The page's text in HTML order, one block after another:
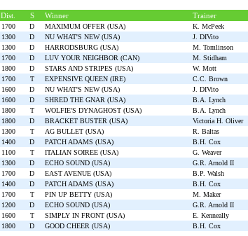
Dist. S Winner Trainer
1700 D MAXIMUM OFFER (USA) K. McPeek
1300 D NU WHAT'S NEW (USA) J. DIVito
1300 D HARRODSBURG (USA) M. Tomlinson
1700 D LUV YOUR NEIGHBOR (CAN) M. Stidham
1800 D STARS AND STRIPES (USA) W. Mott
1700 T EXPENSIVE QUEEN (IRE) C.C. Brown
1600 D NU WHAT'S NEW (USA) J. DIVito
1600 D SHRED THE GNAR (USA) B.A. Lynch
1800 T WOLFIE'S DYNAGHOST (USA) B.A. Lynch
1800 D BRACKET BUSTER (USA) Victoria H. Oliver
1300 T AG BULLET (USA) R. Baltas
1400 D PATCH ADAMS (USA) B.H. Cox
1100 T ITALIAN SOIREE (USA) G. Weaver
1300 D ECHO SOUND (USA) G.R. Arnold II
1700 D EAST AVENUE (USA) B.P. Walsh
1400 D PATCH ADAMS (USA) B.H. Cox
1700 T PIN UP BETTY (USA) M. Maker
1200 D ECHO SOUND (USA) G.R. Arnold II
1600 T SIMPLY IN FRONT (USA) E. Kenneally
1800 D GOOD CHEER (USA) B.H. Cox